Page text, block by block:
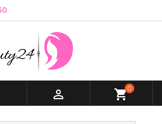
 shopping_cart0